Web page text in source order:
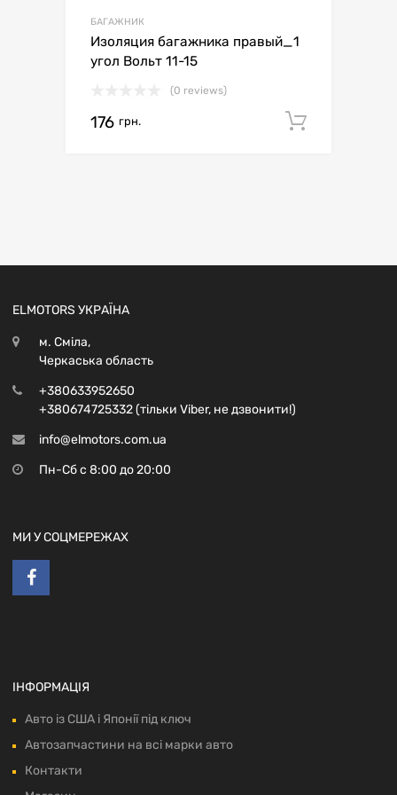
БАГАЖНИК
Изоляция багажника правый_1
угол Вольт 11-15
(0 reviews)
176 грн.
ELMOTORS УКРАЇНА
м. Сміла,
Черкаська область
+380633952650
+380674725332 (тільки Viber, не дзвонити!)
info@elmotors.com.ua
Пн-Сб с 8:00 до 20:00
МИ У СОЦМЕРЕЖАХ
ІНФОРМАЦІЯ
Авто із США і Японії під ключ
Автозапчастини на всі марки авто
Контакти